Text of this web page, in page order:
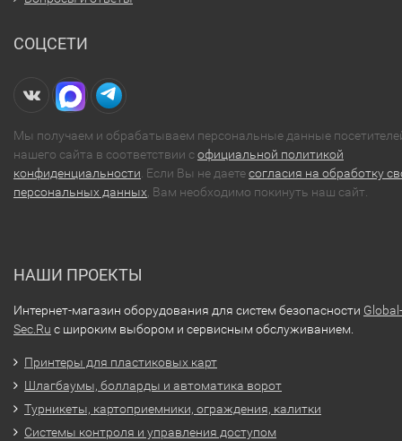
СОЦСЕТИ
Мы получаем и обрабатываем персональные данные
нашего сайта в соответствии софициальной политикой
конфиденциальности . Если Вы не даетесогласия на обработку
персональных данных , Вам необходимо покинуть наш сайт.
НАШИ ПРОЕКТЫ
Интернет-магазин оборудования для систем безопасности Global-
Sec.Ru с широким выбором и сервисным обслуживанием.
Принтеры для пластиковых карт
Шлагбаумы, болларды и автоматика ворот
Турникеты, картоприемники, ограждения, калитки
Системы контроля и управления доступом